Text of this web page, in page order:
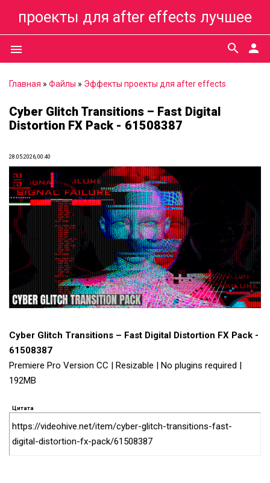
проекты для after effects лучшее
menu person
search
Главная » Файлы » Эффекты проекты для after effects
Cyber Glitch Transitions – Fast Digital
Distortion FX Pack - 61508387
28.05.2026, 00:40
Cyber Glitch Transitions – Fast Digital Distortion FX Pack -
61508387
Premiere Pro Version CC | Resizable | No plugins required |
192MB
Цитата
https://videohive.net/item/cyber-glitch-transitions-fast-
digital-distortion-fx-pack/61508387